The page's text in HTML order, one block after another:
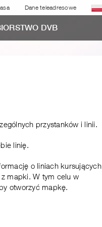
Dane teleadresowe
DVB
przystanków i linii.
linię.
o liniach kursujących
mapki. W tym celu w
otworzyć mapkę.